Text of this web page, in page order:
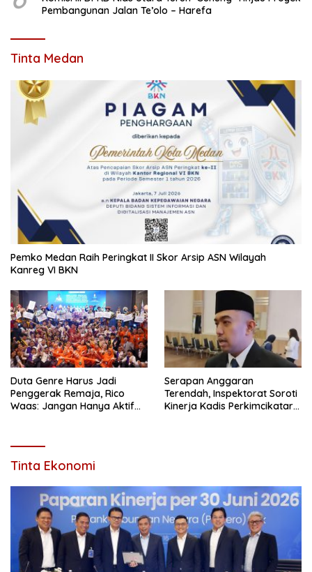
Pembangunan Jalan Te’olo – Harefa
Tinta Medan
Pemko Medan Raih Peringkat II Skor Arsip ASN Wilayah
Kanreg VI BKN
Duta Genre Harus Jadi
Penggerak Remaja, Rico
Waas: Jangan Hanya Aktif
Serapan Anggaran
Terendah, Inspektorat Soroti
Kinerja Kadis Perkimcikataru
Tinta Ekonomi